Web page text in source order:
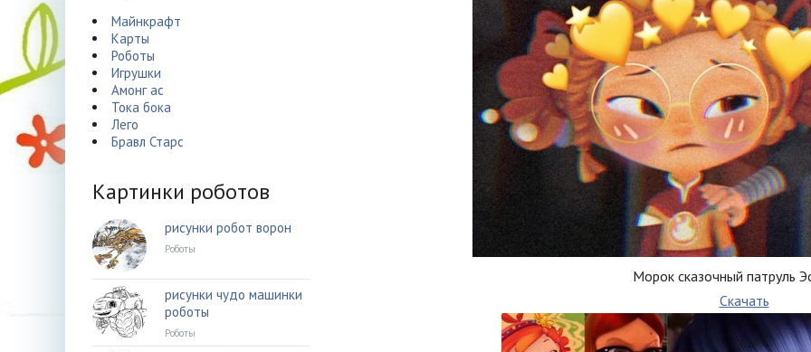
Морок сказочный патруль
Скачать
Майнкрафт
Карты
Роботы
Игрушки
Амонг ас
Тока бока
Лего
Бравл Старс
Картинки роботов
рисунки робот ворон
Роботы
рисунки чудо машинки
роботы
Роботы